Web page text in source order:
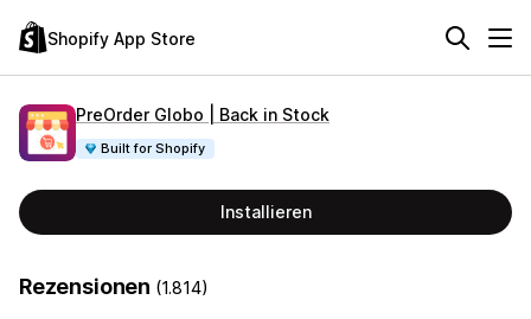
Shopify App Store
PreOrder Globo | Back in Stock
Built for Shopify
Installieren
Rezensionen (1.814)